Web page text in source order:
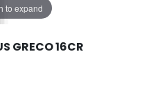
to expand
GRECO 16CR